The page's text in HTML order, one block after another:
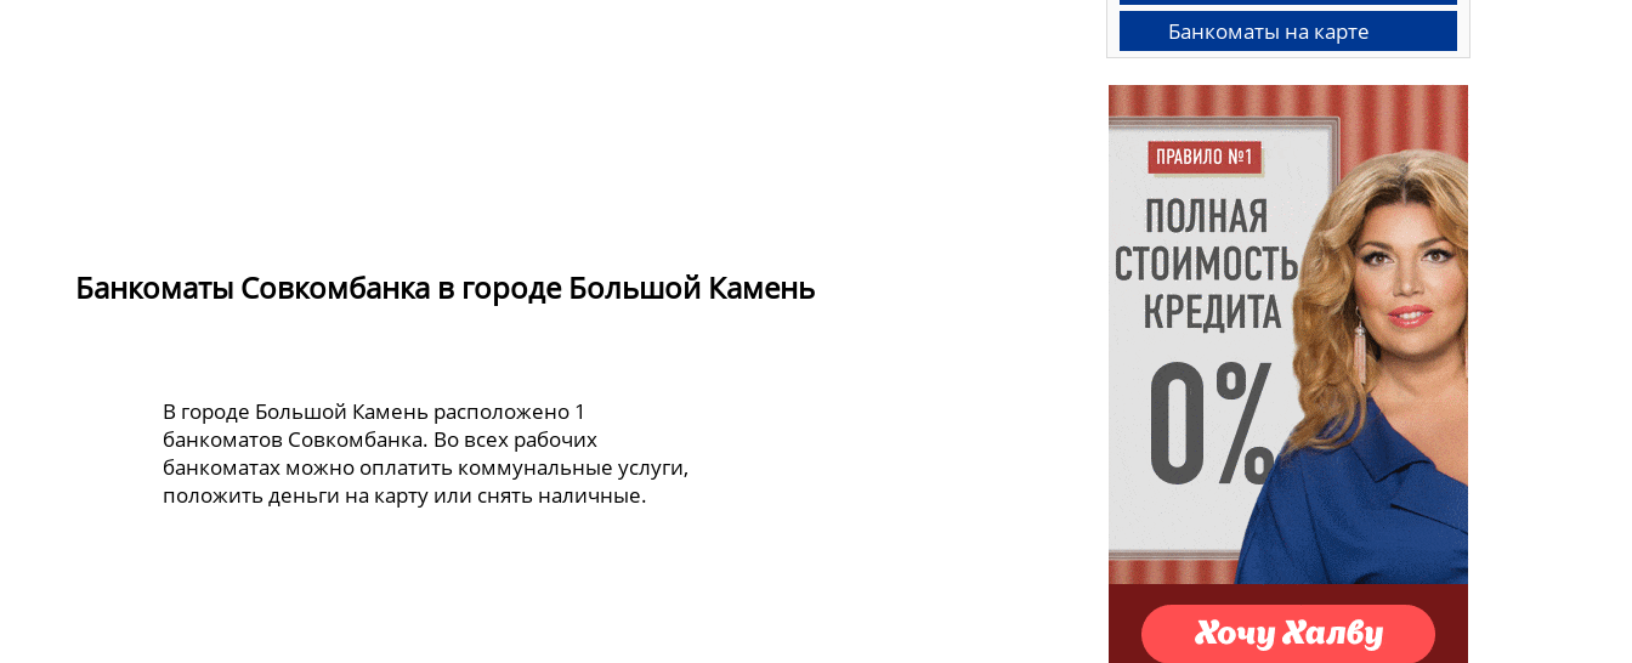
Банкоматы Совкомбанка в городе Большой Камень
В городе Большой Камень расположено 1
банкоматов Совкомбанка. Во всех рабочих
банкоматах можно оплатить коммунальные услуги,
положить деньги на карту или снять наличные.
Банкоматы на карте